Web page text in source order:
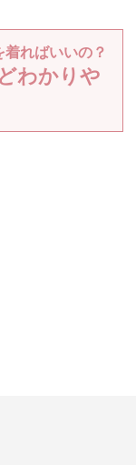
ればいいの？
わかりや